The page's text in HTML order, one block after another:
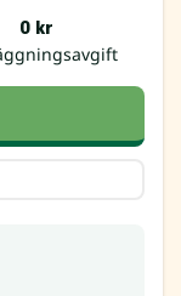
0 kr